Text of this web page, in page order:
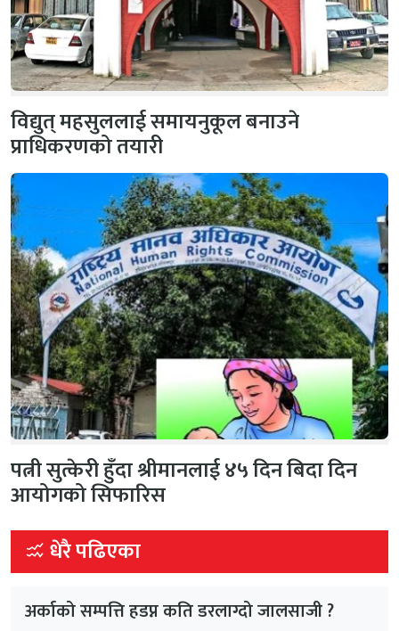
विद्युत् महसुललाई समायनुकूल बनाउने
प्राधिकरणको तयारी
पत्नी सुत्केरी हुँदा श्रीमानलाई ४५ दिन बिदा दिन
आयोगको सिफारिस
धेरै पढिएका
अर्काको सम्पत्ति हडप्न कति डरलाग्दो जालसाजी ?